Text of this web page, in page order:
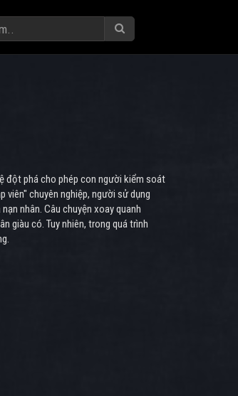
đột phá cho phép con người kiểm soát
viên" chuyên nghiệp, người sử dụng
nhân. Câu chuyện xoay quanh
giàu có. Tuy nhiên, trong quá trình